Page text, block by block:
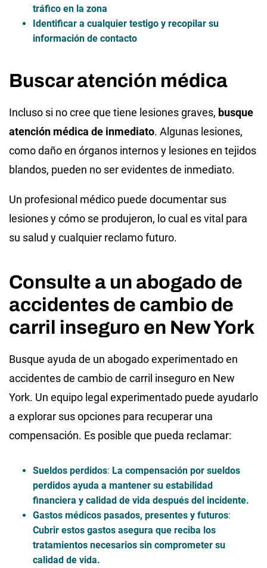
tráfico en la zona
Identificar a cualquier testigo y recopilar su
información de contacto
Buscar atención médica
Incluso si no cree que tiene lesiones graves, busque
atención médica de inmediato. Algunas lesiones,
como daño en órganos internos y lesiones en tejidos
blandos, pueden no ser evidentes de inmediato.
Un profesional médico puede documentar sus
lesiones y cómo se produjeron, lo cual es vital para
su salud y cualquier reclamo futuro.
Consulte a un abogado de
accidentes de cambio de
carril inseguro en New York
Busque ayuda de un abogado experimentado en
accidentes de cambio de carril inseguro en New
York. Un equipo legal experimentado puede ayudarlo
a explorar sus opciones para recuperar una
compensación. Es posible que pueda reclamar:
Sueldos perdidos: La compensación por sueldos
perdidos ayuda a mantener su estabilidad
financiera y calidad de vida después del incidente.
Gastos médicos pasados, presentes y futuros:
Cubrir estos gastos asegura que reciba los
tratamientos necesarios sin comprometer su
calidad de vida.